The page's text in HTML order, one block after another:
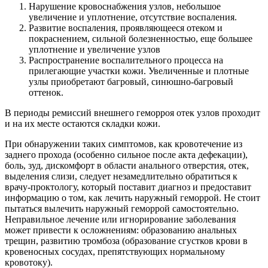
Нарушение кровоснабжения узлов, небольшое
увеличение и уплотнение, отсутствие воспаления.
Развитие воспаления, проявляющееся отеком и
покраснением, сильной болезненностью, еще большее
уплотнение и увеличение узлов
Распространение воспалительного процесса на
прилегающие участки кожи. Увеличенные и плотные
узлы приобретают багровый, синюшно-багровый
оттенок.
В периоды ремиссий внешнего геморроя отек узлов проходит
и на их месте остаются складки кожи.
При обнаружении таких симптомов, как кровотечение из
заднего прохода (особенно сильное после акта дефекации),
боль, зуд, дискомфорт в области анального отверстия, отек,
выделения слизи, следует незамедлительно обратиться к
врачу-проктологу, который поставит диагноз и предоставит
информацию о том, как лечить наружный геморрой. Не стоит
пытаться вылечить наружный геморрой самостоятельно.
Неправильное лечение или игнорирование заболевания
может привести к осложнениям: образованию анальных
трещин, развитию тромбоза (образование сгустков крови в
кровеносных сосудах, препятствующих нормальному
кровотоку).